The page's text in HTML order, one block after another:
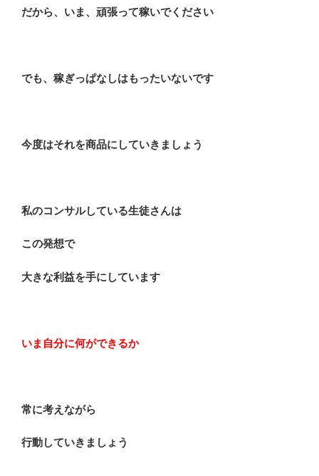
だから、いま、頑張って稼いでください
でも、稼ぎっぱなしはもったいないです
今度はそれを商品にしていきましょう
私のコンサルしている生徒さんは
この発想で
大きな利益を手にしています
いま自分に何ができるか
常に考えながら
行動していきましょう